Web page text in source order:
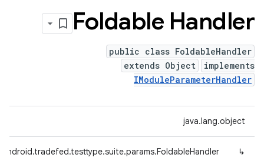
Foldable Handler
public class FoldableHandler
extends Object
implements
IModuleParameterHandler
java.lang.object
↳